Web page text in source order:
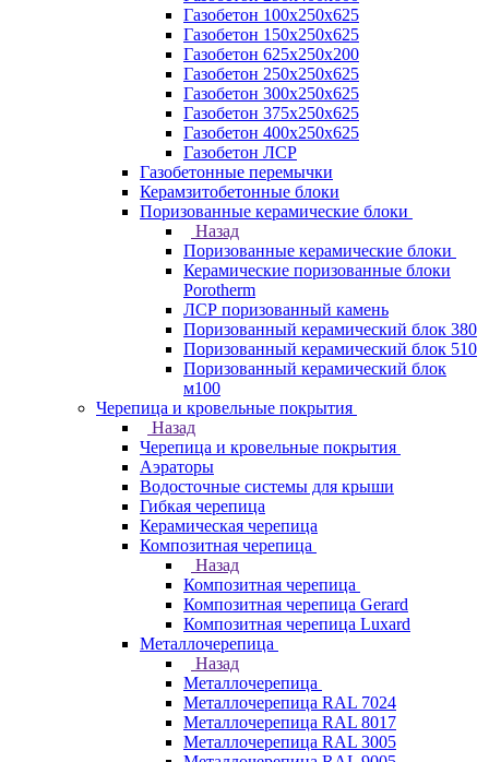
Газобетон 100х250х625
Газобетон 150х250х625
Газобетон 625х250х200
Газобетон 250х250х625
Газобетон 300х250х625
Газобетон 375х250х625
Газобетон 400х250х625
Газобетон ЛСР
Газобетонные перемычки
Керамзитобетонные блоки
Поризованные керамические блоки
Назад
Поризованные керамические блоки
Керамические поризованные блоки
Porotherm
ЛСР поризованный камень
Поризованный керамический блок 380
Поризованный керамический блок 510
Поризованный керамический блок
м100
Черепица и кровельные покрытия
Назад
Черепица и кровельные покрытия
Аэраторы
Водосточные системы для крыши
Гибкая черепица
Керамическая черепица
Композитная черепица
Назад
Композитная черепица
Композитная черепица Gerard
Композитная черепица Luxard
Металлочерепица
Назад
Металлочерепица
Металлочерепица RAL 7024
Металлочерепица RAL 8017
Металлочерепица RAL 3005